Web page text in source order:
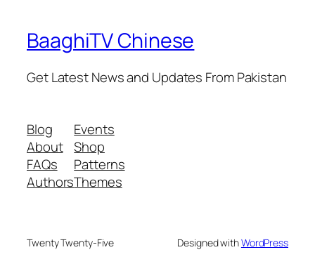
BaaghiTV Chinese
Get Latest News and Updates From Pakistan
Blog
About
FAQs
Authors
Events
Shop
Patterns
Themes
Twenty Twenty-Five Designed withWordPress